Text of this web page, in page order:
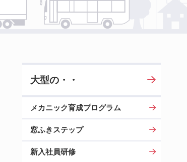
大型の・・
メカニック育成プログラム
窓ふきステップ
新入社員研修